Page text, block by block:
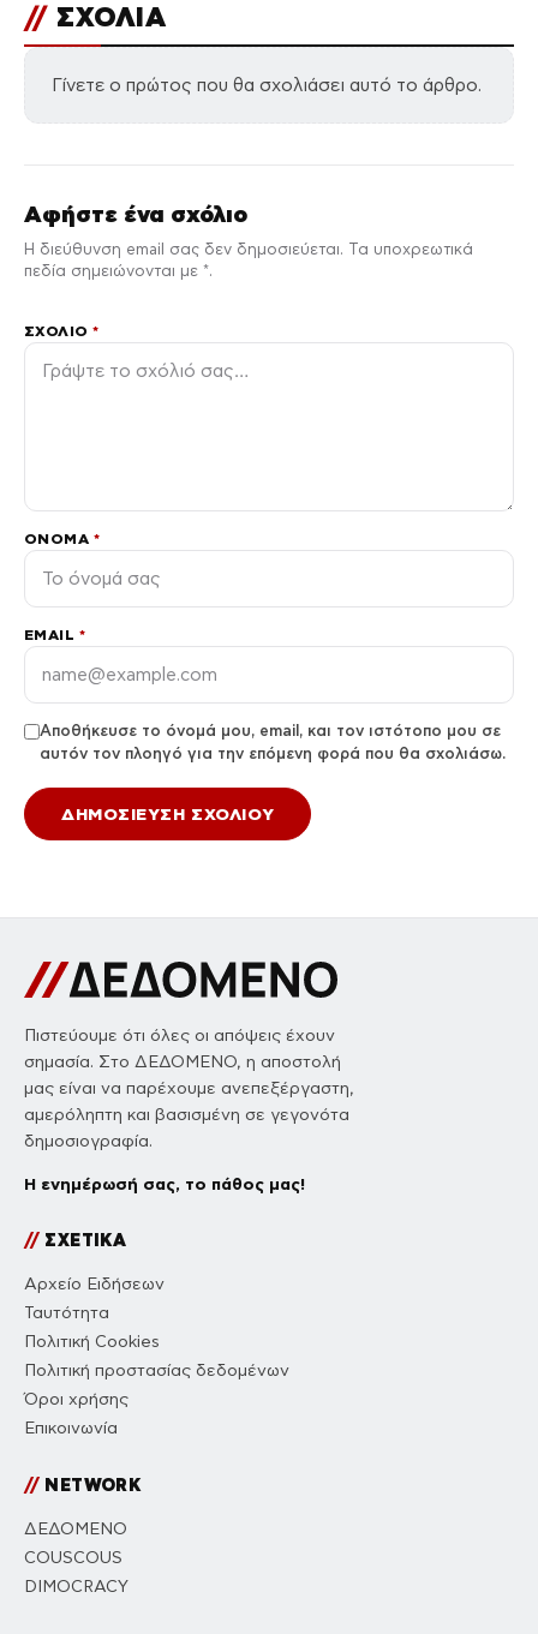
// ΣΧΟΛΙΑ
Γίνετε ο πρώτος που θα σχολιάσει αυτό το άρθρο.
Αφήστε ένα σχόλιο
Η διεύθυνση email σας δεν δημοσιεύεται. Τα υποχρεωτικά
πεδία σημειώνονται με *.
ΣΧΌΛΙΟ*
ΌΝΟΜΑ *
EMAIL *
Αποθήκευσε το όνομά μου, email, και τον ιστότοπο μου σε
αυτόν τον πλοηγό για την επόμενη φορά που θα σχολιάσω.
Πιστεύουμε ότι όλες οι απόψεις έχουν
σημασία. Στο ΔΕΔΟΜΕΝΟ, η αποστολή
μας είναι να παρέχουμε ανεπεξέργαστη,
αμερόληπτη και βασισμένη σε γεγονότα
δημοσιογραφία.
Η ενημέρωσή σας, το πάθος μας!
//ΣΧΕΤΙΚΑ
Αρχείο Ειδήσεων
Ταυτότητα
Πολιτική Cookies
Πολιτική προστασίας δεδομένων
Όροι χρήσης
Επικοινωνία
//NETWORK
ΔΕΔΟΜΕΝΟ
COUSCOUS
DIMOCRACY